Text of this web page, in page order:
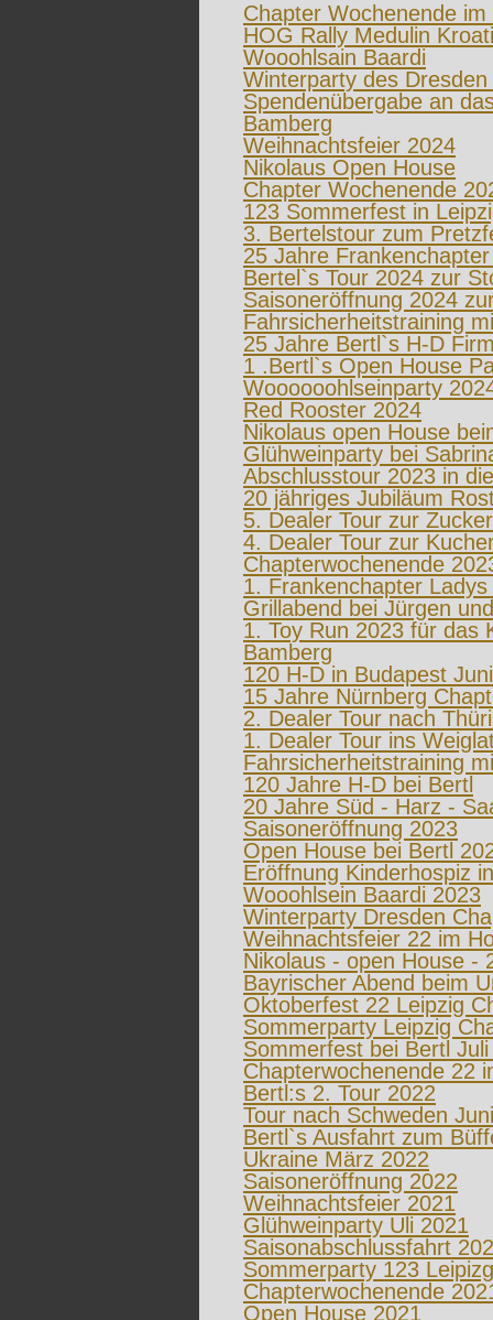
Chapter Wochenende
HOG Rally Medulin
Wooohlsain Baardi
Winterparty des
Spendenübergabe an
Bamberg
Weihnachtsfeier 2024
Nikolaus Open House
Chapter Wochenende
123 Sommerfest in
3. Bertelstour zum
25 Jahre
Bertel`s Tour 2024 zur
Saisoneröffnung 2024
Fahrsicherheitstraining
25 Jahre Bertl`s H-D
1 .Bertl`s Open House
Woooooohlseinparty
Red Rooster 2024
Nikolaus open House
Glühweinparty bei
Abschlusstour 2023 in
20 jähriges Jubiläum
5. Dealer Tour zur
4. Dealer Tour zur
Chapterwochenende
1. Frankenchapter
Grillabend bei Jürgen
1. Toy Run 2023 für das
Bamberg
120 H-D in Budapest
15 Jahre Nürnberg
2. Dealer Tour nach
1. Dealer Tour ins
Fahrsicherheitstraining
120 Jahre H-D bei Bertl
20 Jahre Süd - Harz -
Saisoneröffnung 2023
Open House bei Bertl
Eröffnung Kinderhospiz
Wooohlsein Baardi 2023
Winterparty Dresden
Weihnachtsfeier 22 im
Nikolaus - open House -
Bayrischer Abend beim
Oktoberfest 22 Leipzig
Sommerparty Leipzig
Sommerfest bei Bertl
Chapterwochenende 22
Bertl:s 2. Tour 2022
Tour nach Schweden
Bertl`s Ausfahrt zum
Ukraine März 2022
Saisoneröffnung 2022
Weihnachtsfeier 2021
Glühweinparty Uli 2021
Saisonabschlussfahrt
Sommerparty 123
Chapterwochenende
Open House 2021